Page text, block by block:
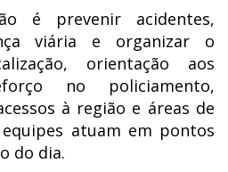
é prevenir acidentes,
viária e organizar o
orientação aos
no policiamento,
à região e áreas de
atuam em pontos
do dia.